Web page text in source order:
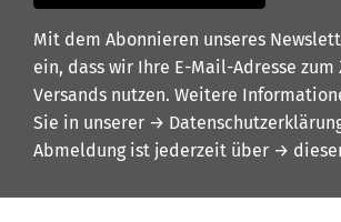
Mit dem Abonnieren unseres
ein, dass wir Ihre E-Mail-Adresse zum
Versands nutzen. Weitere
Sie in unserer →
Abmeldung ist jederzeit über →